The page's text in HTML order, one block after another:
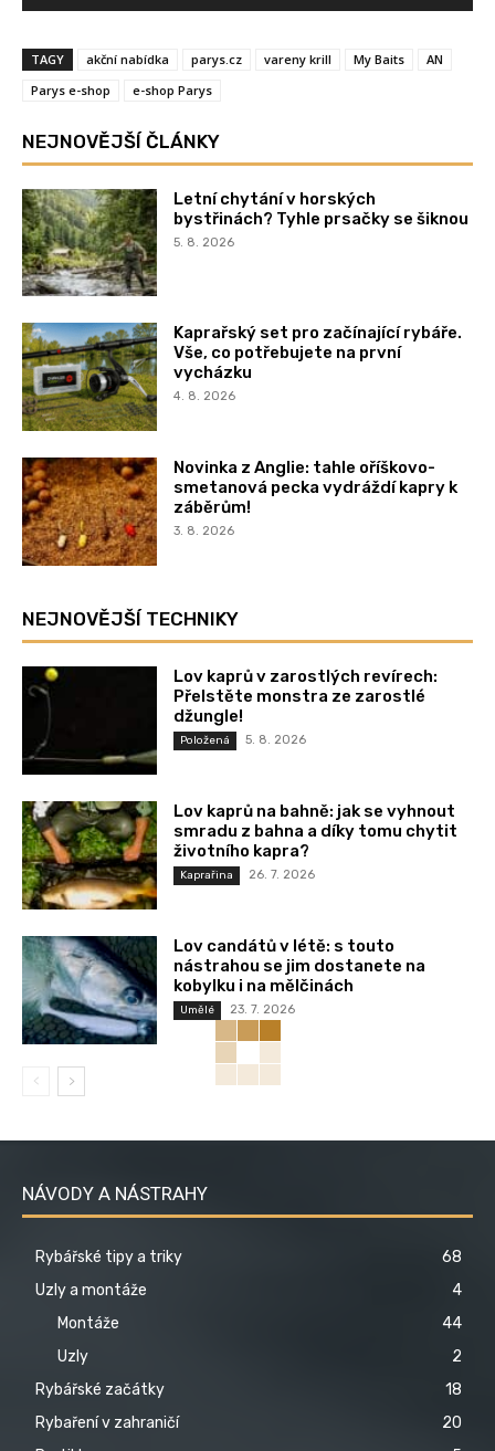
TAGY akční nabídka parys.cz vareny krill My Baits
AN
Parys e-shop
e-shop Parys
NEJNOVĚJŠÍ ČLÁNKY
Letní chytání v horských
bystřinách? Tyhle prsačky se šiknou
5. 8. 2026
Kaprařský set pro začínající rybáře.
Vše, co potřebujete na první
vycházku
4. 8. 2026
Novinka z Anglie: tahle oříškovo-
smetanová pecka vydráždí kapry k
záběrům!
3. 8. 2026
NEJNOVĚJŠÍ TECHNIKY
Lov kaprů v zarostlých revírech:
Přelstěte monstra ze zarostlé
džungle!
Položená 5. 8. 2026
Lov kaprů na bahně: jak se vyhnout
smradu z bahna a díky tomu chytit
životního kapra?
Kaprařina 26. 7. 2026
Lov candátů v létě: s touto
nástrahou se jim dostanete na
kobylku i na mělčinách
Umělé 23. 7. 2026
NÁVODY A NÁSTRAHY
Rybářské tipy a triky
68
Uzly a montáže
4
Montáže
44
Uzly
2
Rybářské začátky
18
Rybaření v zahraničí
20